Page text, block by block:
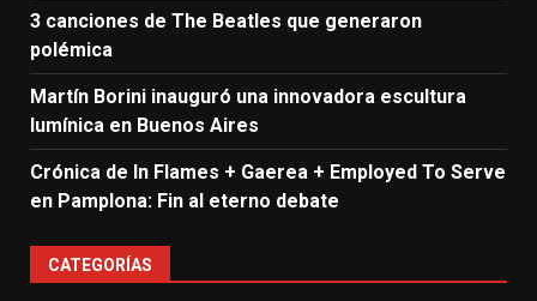
3 canciones de The Beatles que generaron
polémica
Martín Borini inauguró una innovadora escultura
lumínica en Buenos Aires
Crónica de In Flames + Gaerea + Employed To Serve
en Pamplona: Fin al eterno debate
CATEGORÍAS